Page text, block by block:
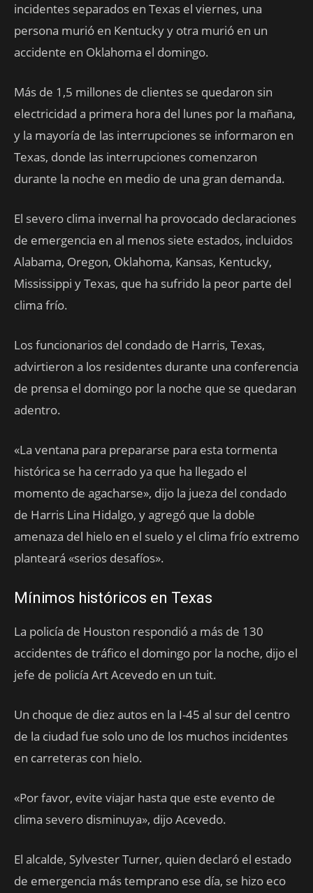
incidentes separados en Texas el viernes, una
persona murió en Kentucky y otra murió en un
accidente en Oklahoma el domingo.
Más de 1,5 millones de clientes se quedaron sin
electricidad a primera hora del lunes por la mañana,
y la mayoría de las interrupciones se informaron en
Texas, donde las interrupciones comenzaron
durante la noche en medio de una gran demanda.
El severo clima invernal ha provocado declaraciones
de emergencia en al menos siete estados, incluidos
Alabama, Oregon, Oklahoma, Kansas, Kentucky,
Mississippi y Texas, que ha sufrido la peor parte del
clima frío.
Los funcionarios del condado de Harris, Texas,
advirtieron a los residentes durante una conferencia
de prensa el domingo por la noche que se quedaran
adentro.
«La ventana para prepararse para esta tormenta
histórica se ha cerrado ya que ha llegado el
momento de agacharse», dijo la jueza del condado
de Harris Lina Hidalgo, y agregó que la doble
amenaza del hielo en el suelo y el clima frío extremo
planteará «serios desafíos».
Mínimos históricos en Texas
La policía de Houston respondió a más de 130
accidentes de tráfico el domingo por la noche, dijo el
jefe de policía Art Acevedo en un tuit.
Un choque de diez autos en la I-45 al sur del centro
de la ciudad fue solo uno de los muchos incidentes
en carreteras con hielo.
«Por favor, evite viajar hasta que este evento de
clima severo disminuya», dijo Acevedo.
El alcalde, Sylvester Turner, quien declaró el estado
de emergencia más temprano ese día, se hizo eco